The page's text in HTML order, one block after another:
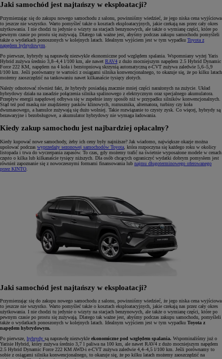
Jaki samochód jest najtańszy w eksploatacji?
Przymierzając się do zakupu nowego samochodu z salonu, powinniśmy wiedzieć, że jego niska cena wyjściowa
to jeszcze nie wszystko. Warto pomyśleć także o kosztach eksploatacyjnych, jakie czekają nas przez cały okres
użytkowania. I nie chodzi tu jedynie o wizyty na stacjach benzynowych, ale także o wymianę części, które po
pewnym czasie po prostu się zużywają. Dlatego tak ważne jest, abyśmy podczas zakupu samochodu pomyśleli
także o wydatkach ponoszonych w kolejnych latach. Idealnym wyjściem jest w tym wypadku Toyota z
napędem hybrydowym
Po pierwsze, hybrydy są naprawdę niezwykle ekonomiczne pod względem spalania. Wspomniany wyżej Yaris
Hybrid zużywa średnio 3,8–4,4 l/100 km, ale nawet RAV4 z dużo mocniejszym napędem 2.5 Hybrid Dynamic
Force 222 KM, napędem na 4 koła i bezstopniową skrzynią automatyczną e-CVT zużywa zaledwie 5,6–5,9
l/100 km. Jeśli porównamy te wartości z osiągami silnika konwencjonalnego, to okazuje się, że po kilku latach
możemy zaoszczędzić na tankowaniu nawet kilkanaście tysięcy złotych.
Należy odnotować również fakt, że hybrydy posiadają znacznie mniej części narażonych na zużycie. Układ
hybrydowy działa na zasadzie połączenia silnika spalinowego z elektrycznym oraz specjalnego akumulatora.
Przepływ energii napędowej odbywa się w zupełnie inny sposób niż w przypadku silników konwencjonalnych.
Stąd też pod maską nie znajdziemy pasków klinowych, rozrusznika, alternatora, turbiny czy koła
dwumasowego, a hamulce zużywają się dużo wolniej. Takie rozwiązanie to czysty zysk. Co więcej, hybrydy są
bezawaryjne i bezobsługowe, a akumulator hybrydowy nie wymaga ładowania.
Kiedy zakup samochodu jest najbardziej opłacalny?
Kiedy kupować nowe samochody, żeby ich ceny były najniższe? Jak wiadomo, największe okazje można
upolować podczas wyprzedaży sezonowej samochodów Toyota , która rozpoczyna się każdego roku w okolicy
listopada i trwa do wyczerpania zapasów. To czas, gdy możemy trafić na świetnie wyposażone modele w cenach
często o kilka lub kilkanaście tysięcy niższych. Dla osób chcących ograniczyć wydatki dobrym pomysłem jest
również zapoznanie się z nowoczesnymi formami finansowania lub najmu długoterminowego oferowanego
przez KINTO
Jaki samochód jest najtańszy w eksploatacji?
Przymierzając się do zakupu nowego samochodu z salonu, powinniśmy wiedzieć, że jego niska cena wyjściowa
to jeszcze nie wszystko. Warto pomyśleć także o kosztach eksploatacyjnych, jakie czekają nas przez cały okres
użytkowania. I nie chodzi tu jedynie o wizyty na stacjach benzynowych, ale także o wymianę części, które po
pewnym czasie po prostu się zużywają. Dlatego tak ważne jest, abyśmy podczas zakupu samochodu, pomyśleli
także o wydatkach ponoszonych w kolejnych latach. Idealnym wyjściem jest w tym wypadku Toyota z
napędem hybrydowym.
Po pierwsze, hybrydy są naprawdę niezwykle ekonomiczne pod względem spalania. Wspominaliśmy już o
Yarisie Hybrid, który zużywa średnio 3,7 l paliwa na 100 km, ale nawet RAV4 z dużo mocniejszym napędem
2.5 Hybrid Dynamic Force 222 KM AWD-i e-CVT zużywa zaledwie 4,4–4,5 l/100 km. Jeśli porównamy to
sobie z osiągami silnika konwencjonalnego, to okazuje się, że po kilku latach możemy zaoszczędzić na